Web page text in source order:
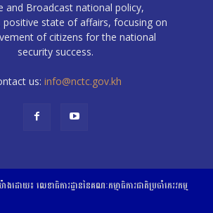
and Broadcast national policy,
state of affairs, focusing on
of citizens for the national
security success.
us: info@nctc.gov.kh
ោយ​៖​ ​លេខាធិការដ្ឋាននៃគណៈកម្មាធិការជាតិប្រចាំភេរវកម្ម